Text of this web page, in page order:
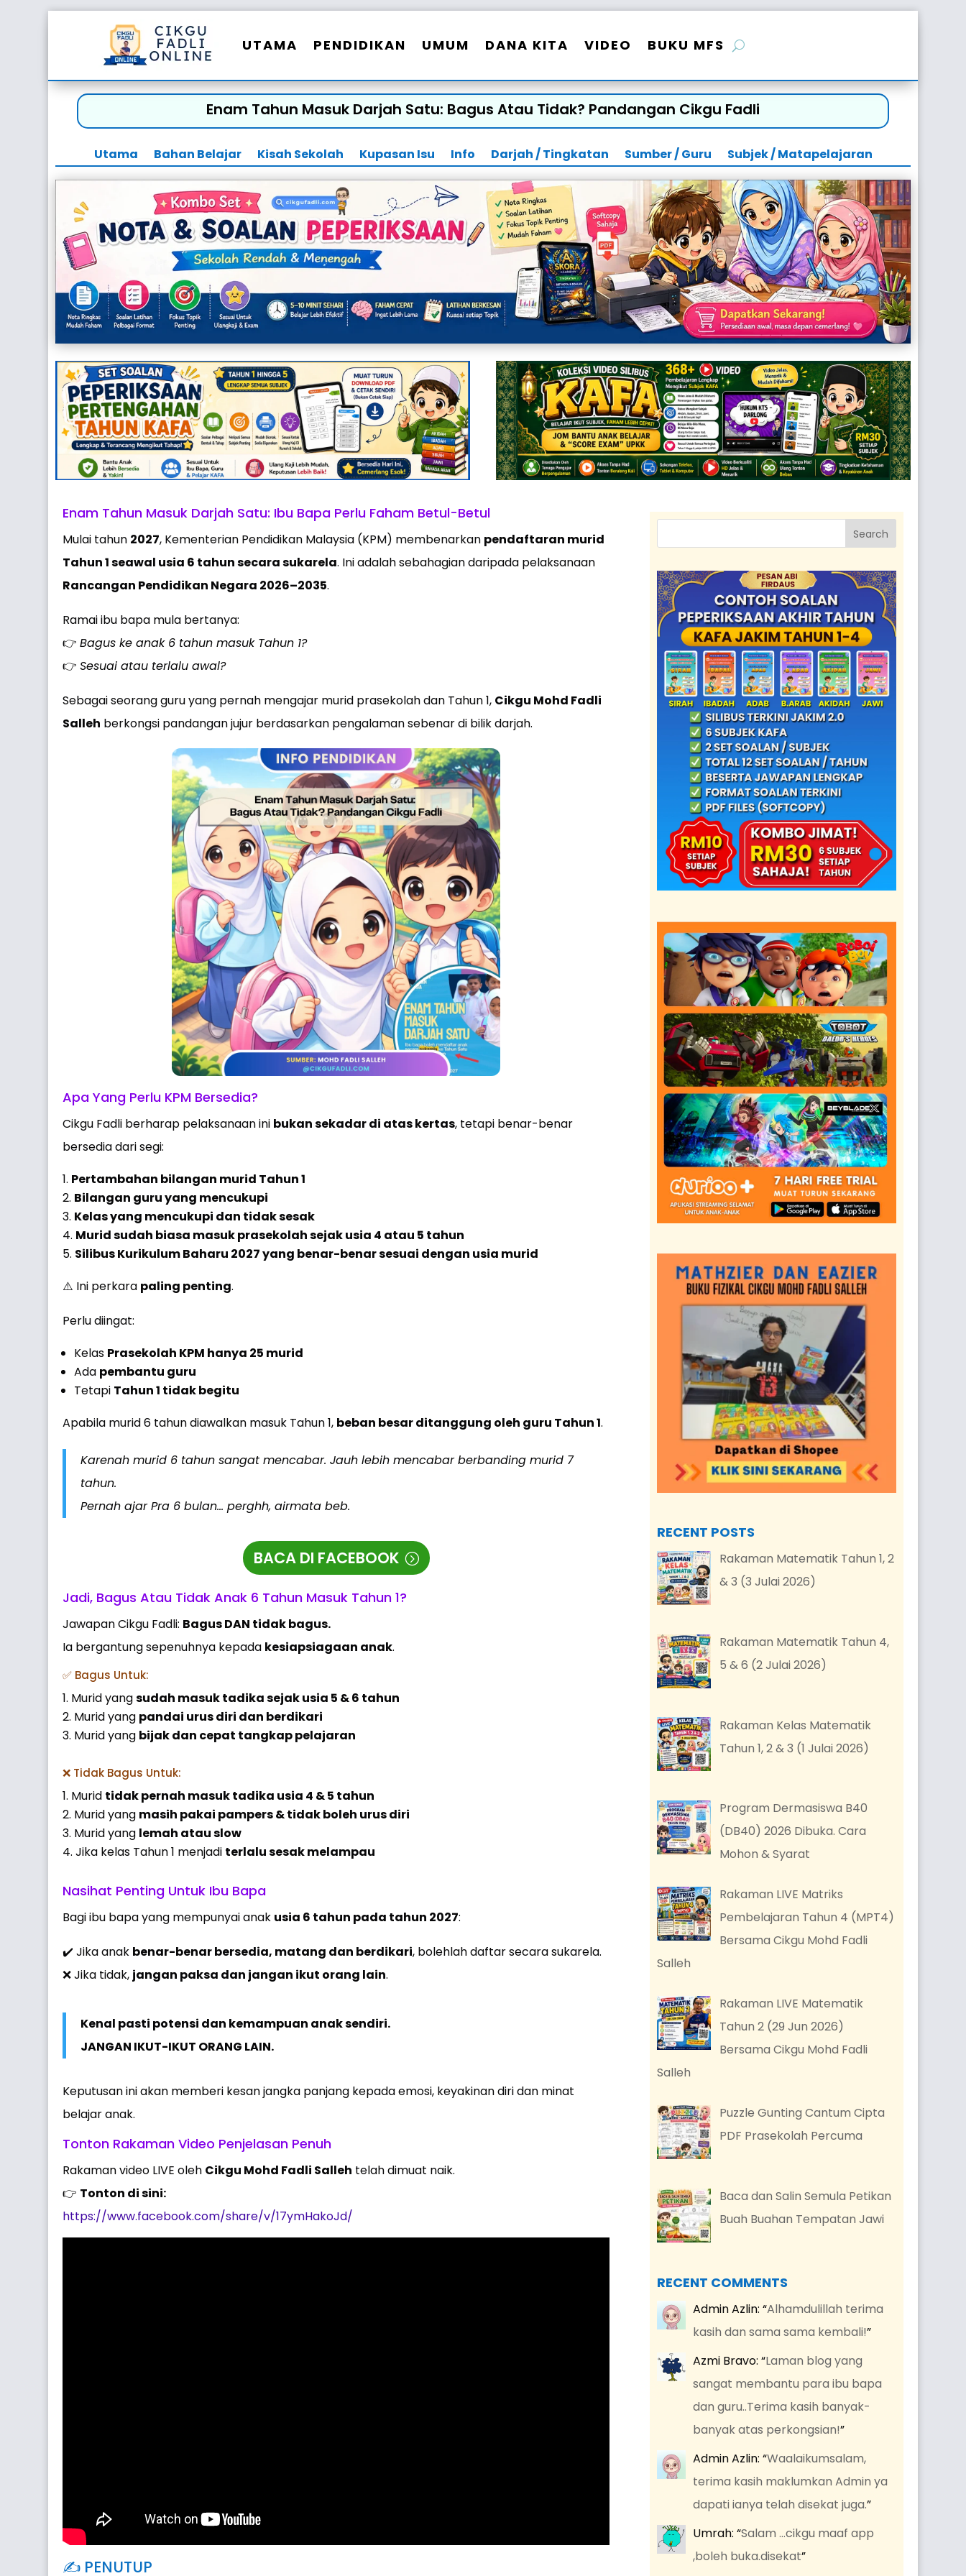
UTAMA PENDIDIKAN UMUM DANA KITA VIDEO BUKU MFS
Enam Tahun Masuk Darjah Satu: Bagus Atau Tidak? Pandangan Cikgu Fadli
Utama Bahan Belajar Kisah Sekolah Kupasan Isu Info Darjah / Tingkatan Sumber / Guru Subjek / Matapelajaran
Enam Tahun Masuk Darjah Satu: Ibu Bapa Perlu Faham Betul-Betul
Mulai tahun 2027, Kementerian Pendidikan Malaysia (KPM) membenarkan pendaftaran murid
Tahun 1 seawal usia 6 tahun secara sukarela. Ini adalah sebahagian daripada pelaksanaan
Rancangan Pendidikan Negara 2026–2035.
Ramai ibu bapa mula bertanya:
👉Bagus ke anak 6 tahun masuk Tahun 1?
👉Sesuai atau terlalu awal?
Sebagai seorang guru yang pernah mengajar murid prasekolah dan Tahun 1, Cikgu Mohd Fadli
Salleh berkongsi pandangan jujur berdasarkan pengalaman sebenar di bilik darjah.
Apa Yang Perlu KPM Bersedia?
Cikgu Fadli berharap pelaksanaan ini bukan sekadar di atas kertas, tetapi benar-benar
bersedia dari segi:
Pertambahan bilangan murid Tahun 1
Bilangan guru yang mencukupi
Kelas yang mencukupi dan tidak sesak
Murid sudah biasa masuk prasekolah sejak usia 4 atau 5 tahun
Silibus Kurikulum Baharu 2027 yang benar-benar sesuai dengan usia murid
⚠️ Ini perkara paling penting.
Perlu diingat:
Kelas Prasekolah KPM hanya 25 murid
Ada pembantu guru
Tetapi Tahun 1 tidak begitu
Apabila murid 6 tahun diawalkan masuk Tahun 1, beban besar ditanggung oleh guru Tahun 1.
Karenah murid 6 tahun sangat mencabar. Jauh lebih mencabar berbanding murid 7
tahun.
Pernah ajar Pra 6 bulan… perghh, airmata beb.
BACA DI FACEBOOK
Jadi, Bagus Atau Tidak Anak 6 Tahun Masuk Tahun 1?
Jawapan Cikgu Fadli: Bagus DAN tidak bagus.
Ia bergantung sepenuhnya kepada kesiapsiagaan anak.
✅ Bagus Untuk:
Murid yangsudah masuk tadika sejak usia 5 & 6 tahun
Murid yang pandai urus diri dan berdikari
Murid yang bijak dan cepat tangkap pelajaran
❌ Tidak Bagus Untuk:
Murid tidak pernah masuk tadika usia 4 & 5 tahun
Murid yang masih pakai pampers & tidak boleh urus diri
Murid yang lemah atau slow
Jika kelas Tahun 1 menjadi terlalu sesak melampau
Nasihat Penting Untuk Ibu Bapa
Bagi ibu bapa yang mempunyai anak usia 6 tahun pada tahun 2027:
✔️ Jika anak benar-benar bersedia, matang dan berdikari, bolehlah daftar secara sukarela.
❌ Jika tidak, jangan paksa dan jangan ikut orang lain.
Kenal pasti potensi dan kemampuan anak sendiri.
JANGAN IKUT-IKUT ORANG LAIN.
Keputusan ini akan memberi kesan jangka panjang kepada emosi, keyakinan diri dan minat
belajar anak.
Tonton Rakaman Video Penjelasan Penuh
Rakaman video LIVE oleh Cikgu Mohd Fadli Salleh telah dimuat naik.
👉 Tonton di sini:
https://www.facebook.com/share/v/17ymHakoJd/
✍️ PENUTUP
RECENT POSTS
Rakaman Matematik Tahun 1, 2
& 3 (3 Julai 2026)
Rakaman Matematik Tahun 4,
5 & 6 (2 Julai 2026)
Rakaman Kelas Matematik
Tahun 1, 2 & 3 (1 Julai 2026)
Program Dermasiswa B40
(DB40) 2026 Dibuka. Cara
Mohon & Syarat
Rakaman LIVE Matriks
Pembelajaran Tahun 4 (MPT4)
Bersama Cikgu Mohd Fadli
Salleh
Rakaman LIVE Matematik
Tahun 2 (29 Jun 2026)
Bersama Cikgu Mohd Fadli
Salleh
Puzzle Gunting Cantum Cipta
PDF Prasekolah Percuma
Baca dan Salin Semula Petikan
Buah Buahan Tempatan Jawi
RECENT COMMENTS
Admin Azlin: “Alhamdulillah terima
kasih dan sama sama kembali!”
Azmi Bravo: “Laman blog yang
sangat membantu para ibu bapa
dan guru..Terima kasih banyak-
banyak atas perkongsian!”
Admin Azlin: “Waalaikumsalam,
terima kasih maklumkan Admin ya
dapati ianya telah disekat juga.”
Umrah: “Salam …cikgu maaf app
,boleh buka.disekat”